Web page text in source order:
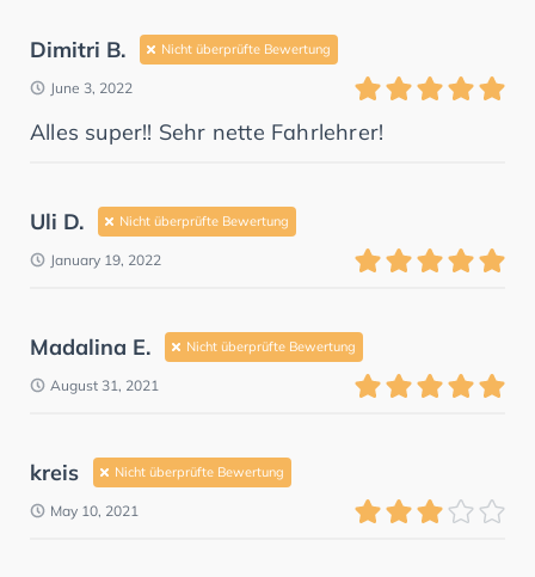
Dimitri B. Nicht überprüfte Bewertung
June 3, 2022
Alles super!! Sehr nette Fahrlehrer!
Uli D. Nicht überprüfte Bewertung
January 19, 2022
Madalina E. Nicht überprüfte Bewertung
August 31, 2021
kreis Nicht überprüfte Bewertung
May 10, 2021